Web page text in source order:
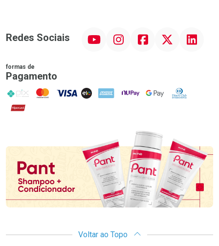
Redes Sociais InstagramFacebook Linkedin
formas de
Pagamento
PIX MasterCard
VISA ELO AMEX NuPay Google PayDiners Club
Hipercard
Promoção em Destaque
Voltar ao Topo